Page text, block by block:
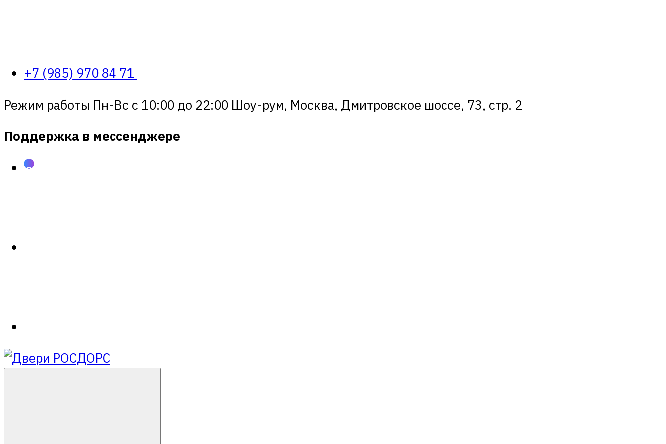
+7 (985) 970 84 71
Режим работы Пн-Вс с 10:00 до 22:00 Шоу-рум, Москва, Дмитровское шоссе, 73, стр. 2
Поддержка в мессенджере